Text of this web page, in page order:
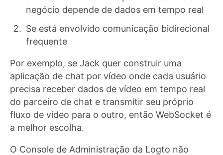
negócio depende de dados em tempo real
Se está envolvido comunicação bidirecional
frequente
Por exemplo, se Jack quer construir uma
aplicação de chat por vídeo onde cada usuário
precisa receber dados de vídeo em tempo real
do parceiro de chat e transmitir seu próprio
fluxo de vídeo para o outro, então WebSocket é
a melhor escolha.
O Console de Administração da Logto não